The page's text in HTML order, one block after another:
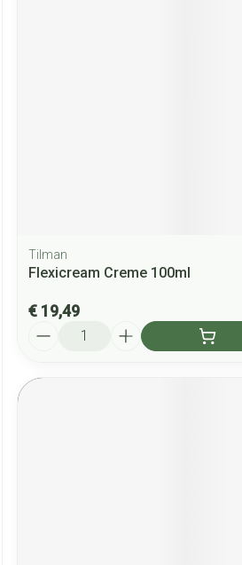
Tilman
Flexicream Creme 100ml
€ 19,49